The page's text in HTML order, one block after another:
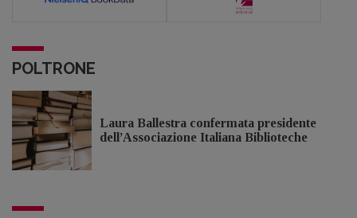
POLTRONE
Laura Ballestra confermata presidente
dell’Associazione Italiana Biblioteche